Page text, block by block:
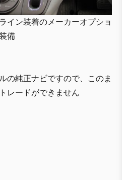
イン装着のメーカーオプショ
備
の純正ナビですので、このま
レードができません